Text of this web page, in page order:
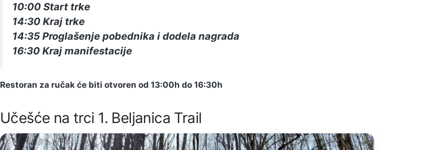
10:00 Start trke
14:30 Kraj trke
14:35 Proglašenje pobednika i dodela nagrada
16:30 Kraj manifestacije
Restoran za ručak će biti otvoren od 13:00h do 16:30h
Učešće na trci 1. Beljanica Trail